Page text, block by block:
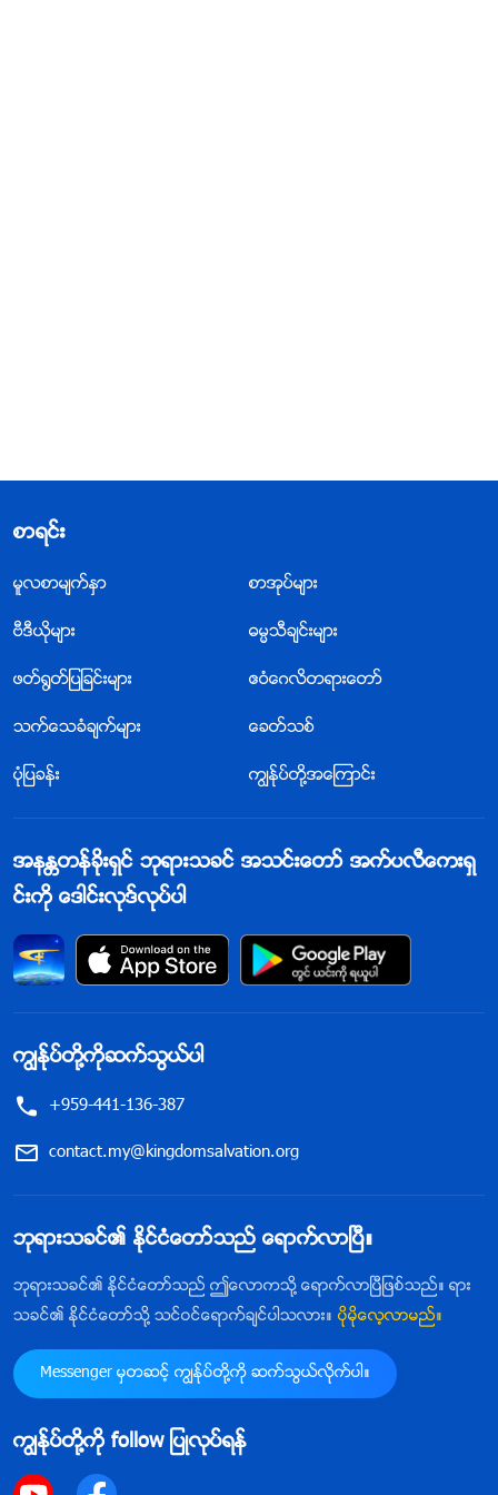
စာရင္း
မူလစာမ်က္ႏွာ စာအုပ္မ်ား
ဗီဒီယိုမ်ား ဓမၼသီခ်င္းမ်ား
ဖတ္႐ြတ္ျပျခင္းမ်ား ဧဝံေဂလိတရားေတာ္
သက္ေသခံခ်က္မ်ား ေခတ္သစ္
ပုံျပခန္း ကြၽန္ုပ္တို႔အေၾကာင္း
အနႏၲတန္ခိုးရွင္ ဘုရားသခင္ အသင္းေတာ္ အက္ပလီေကးရွ
င္းကို ေဒါင္းလုဒ္လုပ္ပါ
ကြၽန္ုပ္တို႔ကိုဆက္သြယ္ပါ
+959-441-136-387
contact.my@kingdomsalvation.org
ဘုရားသခင္၏ ႏိုင္ငံေတာ္သည္ ေရာက္လာၿပီ။
ဘုရားသခင္၏ ႏိုင္ငံေတာ္သည္ ဤေလာကသို႔ ေရာက္လာၿပီျဖစ္သည္။ ရား
သခင္၏ ႏိုင္ငံေတာ္သို႔ သင္ဝင္ေရာက္ခ်င္ပါသလား။ ပိုမိုေလ့လာမည္။
Messenger မွတဆင့္ ကြၽန္ုပ္တို႔ကို ဆက္သြယ္လိုက္ပါ။
ကြၽန္ုပ္တို႔ကို follow ျပဳလုပ္ရန္